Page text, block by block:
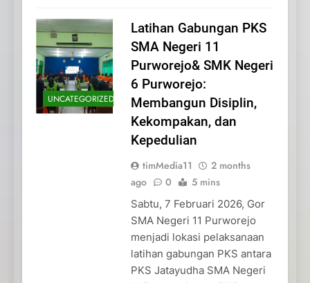
UNCATEGORIZED
Latihan Gabungan PKS
SMA Negeri 11
Purworejo& SMK Negeri
6 Purworejo:
Membangun Disiplin,
Kekompakan, dan
Kepedulian
timMedia11
2 months
ago
0 5 mins
Sabtu, 7 Februari 2026, Gor
SMA Negeri 11 Purworejo
menjadi lokasi pelaksanaan
latihan gabungan PKS antara
PKS Jatayudha SMA Negeri